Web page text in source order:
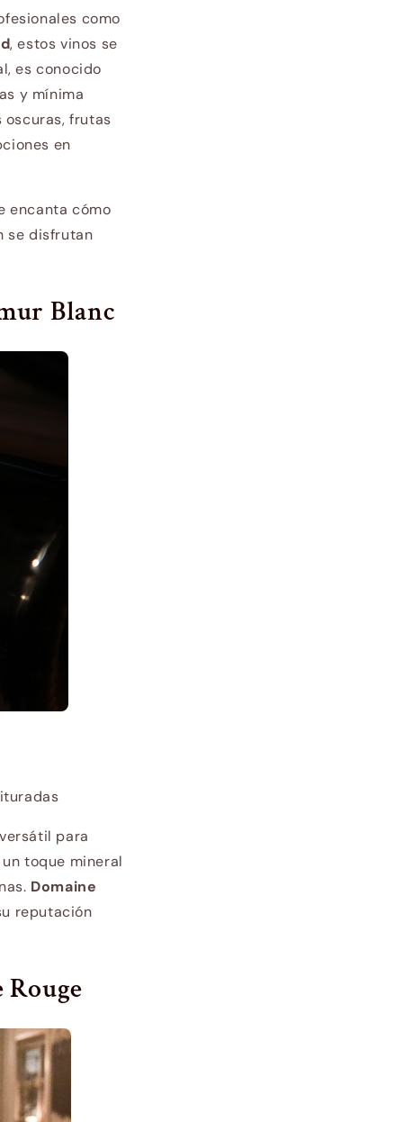
como
, estos vinos se
es conocido
y mínima
oscuras, frutas
en
encanta cómo
se disfrutan
Blanc
para
toque mineral
Domaine
reputación